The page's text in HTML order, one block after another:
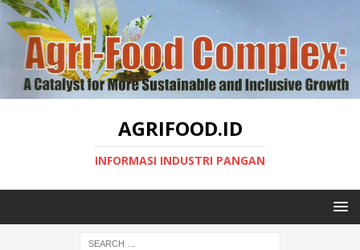
AGRIFOOD.ID
INFORMASI INDUSTRI PANGAN